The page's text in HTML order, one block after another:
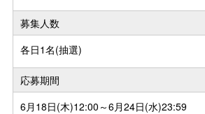
募集人数
各日1名(抽選)
応募期間
6月18日(木)12:00～6月24日(水)23:59